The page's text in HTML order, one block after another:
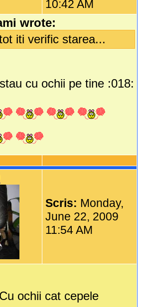
10:42 AM
wrote:
iti verific starea...
cu ochii pe tine :018:
Scris: Monday,
June 22, 2009
11:54 AM
Cu ochii cat cepele